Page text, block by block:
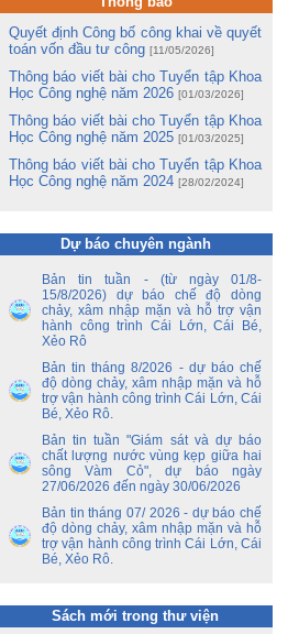
Quyết định Công bố công khai về quyết
toán vốn đầu tư công [11/05/2026]
Thông báo viết bài cho Tuyển tập Khoa
Học Công nghệ năm 2026 [01/03/2026]
Thông báo viết bài cho Tuyển tập Khoa
Học Công nghệ năm 2025 [01/03/2025]
Thông báo viết bài cho Tuyển tập Khoa
Học Công nghệ năm 2024 [28/02/2024]
Dự báo chuyên ngành
Bản tin tuần - (từ ngày 01/8-
15/8/2026) dự báo chế độ dòng
chảy, xâm nhập mặn và hỗ trợ vận
hành công trình Cái Lớn, Cái Bé,
Xẻo Rô
Bản tin tháng 8/2026 - dự báo chế
độ dòng chảy, xâm nhập mặn và hỗ
trợ vận hành công trình Cái Lớn, Cái
Bé, Xẻo Rô.
Bản tin tuần "Giám sát và dự báo
chất lượng nước vùng kẹp giữa hai
sông Vàm Cỏ", dự báo ngày
27/06/2026 đến ngày 30/06/2026
Bản tin tháng 07/ 2026 - dự báo chế
độ dòng chảy, xâm nhập mặn và hỗ
trợ vận hành công trình Cái Lớn, Cái
Bé, Xẻo Rô.
Sách mới trong thư viện